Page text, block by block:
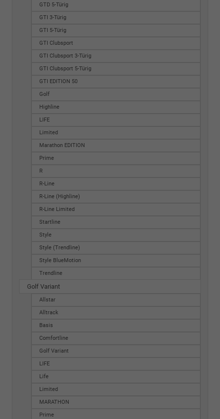
GTD 5-Türig
GTI 3-Türig
GTI 5-Türig
GTI Clubsport
GTI Clubsport 3-Türig
GTI Clubsport 5-Türig
GTI EDITION 50
Golf
Highline
LIFE
Limited
Marathon EDITION
Prime
R
R-Line
R-Line (Highline)
R-Line Limited
Startline
Style
Style (Trendline)
Style BlueMotion
Trendline
Golf Variant
Allstar
Alltrack
Basis
Comfortline
Golf Variant
LIFE
Life
Limited
MARATHON
Prime